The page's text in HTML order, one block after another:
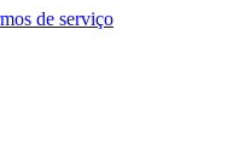
de serviço